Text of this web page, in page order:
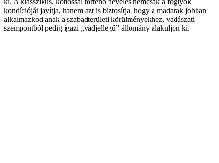
kondícióját javítja, hanem azt is biztosítja, hogy a madarak jobban
alkalmazkodjanak a szabadterületi körülményekhez, vadászati
szempontból pedig igazi „vadjellegű” állomány alakuljon ki.